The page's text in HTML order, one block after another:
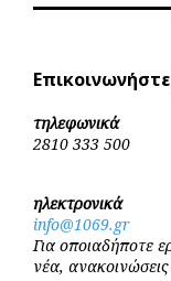
τηλεφωνικά
2810 333 500
ηλεκτρονικά
info@1069.gr
Για οποιαδήποτε
νέα,